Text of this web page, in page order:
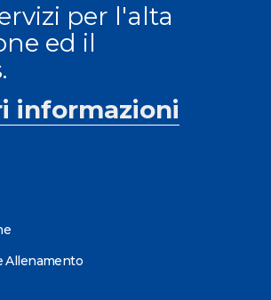
per l'alta
ed il
informazioni
Allenamento